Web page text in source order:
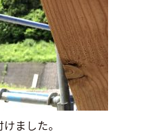
ました。